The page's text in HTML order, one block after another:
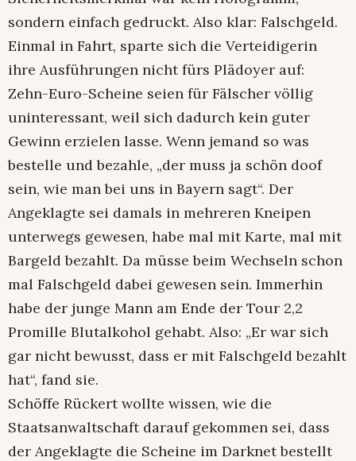
sondern einfach gedruckt. Also klar: Falschgeld.
Einmal in Fahrt, sparte sich die Verteidigerin
ihre Ausführungen nicht fürs Plädoyer auf:
Zehn-Euro-Scheine seien für Fälscher völlig
uninteressant, weil sich dadurch kein guter
Gewinn erzielen lasse. Wenn jemand so was
bestelle und bezahle, „der muss ja schön doof
sein, wie man bei uns in Bayern sagt“. Der
Angeklagte sei damals in mehreren Kneipen
unterwegs gewesen, habe mal mit Karte, mal mit
Bargeld bezahlt. Da müsse beim Wechseln schon
mal Falschgeld dabei gewesen sein. Immerhin
habe der junge Mann am Ende der Tour 2,2
Promille Blutalkohol gehabt. Also: „Er war sich
gar nicht bewusst, dass er mit Falschgeld bezahlt
hat“, fand sie.
Schöffe Rückert wollte wissen, wie die
Staatsanwaltschaft darauf gekommen sei, dass
der Angeklagte die Scheine im Darknet bestellt